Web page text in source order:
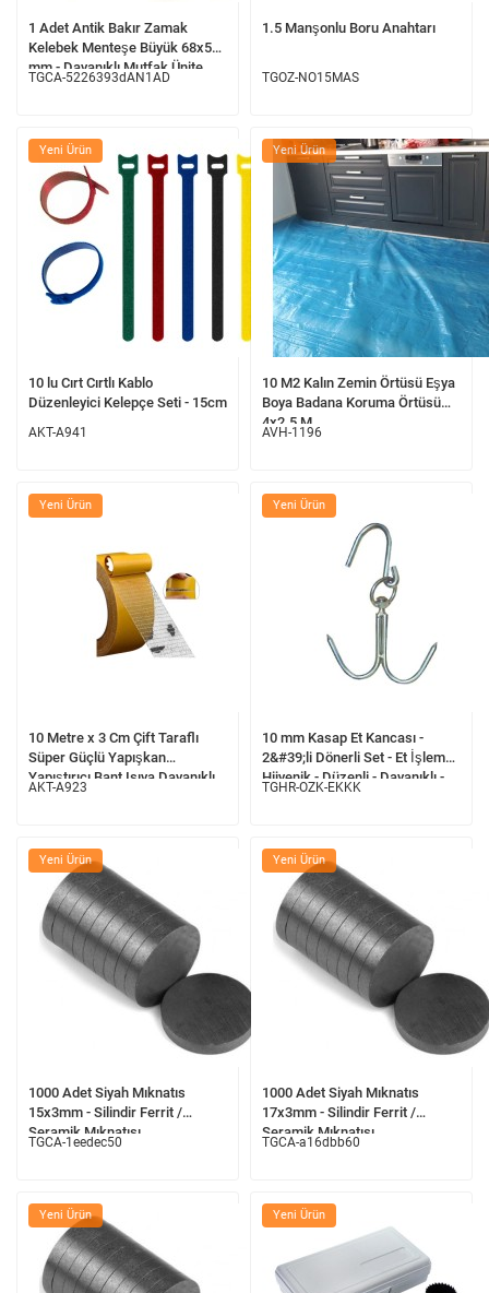
1 Adet Antik Bakır Zamak
Kelebek Menteşe Büyük 68x53
mm - Dayanıklı Mutfak Ünite
Dolap Mobilya Sandık
TGCA-5226393dAN1AD
1.5 Manşonlu Boru Anahtarı
TGOZ-NO15MAS
Yeni Ürün
10 lu Cırt Cırtlı Kablo
Düzenleyici Kelepçe Seti - 15cm
AKT-A941
Yeni Ürün
10 M2 Kalın Zemin Örtüsü Eşya
Boya Badana Koruma Örtüsü
4x2.5 M
AVH-1196
Yeni Ürün
10 Metre x 3 Cm Çift Taraflı
Süper Güçlü Yapışkan
Yapıştırıcı Bant Isıya Dayanıklı
AKT-A923
Yeni Ürün
10 mm Kasap Et Kancası -
2&#39;li Dönerli Set - Et İşleme -
Hijyenik - Düzenli - Dayanıklı -
Uzun Ömürlü
TGHR-OZK-EKKK
Yeni Ürün
1000 Adet Siyah Mıknatıs
15x3mm - Silindir Ferrit /
Seramik Mıknatısı
TGCA-1eedec50
Yeni Ürün
1000 Adet Siyah Mıknatıs
17x3mm - Silindir Ferrit /
Seramik Mıknatısı
TGCA-a16dbb60
Yeni Ürün Yeni Ürün